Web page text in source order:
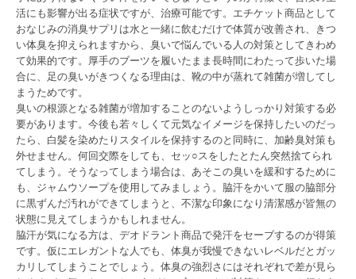
活にも影響が出る症状ですが、治療可能です。エチケット商品として
おなじみの消臭サプリは水と一緒に飲むだけで体質が改善され、きつ
い体臭を抑えられますから、臭いで悩んでいる人の対策としてきわめ
て効果的です。厚手のブーツを履いたまま長時間にわたって歩いた場
合に、足の臭いがきつくなる理由は、靴の中が蒸れて雑菌が増してし
まうためです。
臭いの根源となる雑菌が増加することのないようしっかり対策する必
要があります。今後も若々しくて元気なイメージを保持したいのだっ
たら、白髪を染めたりスタイルを保持するのと同時に、加齢臭対策も
外せません。何回交際をしても、セッ○スをしたとたん突然捨てられ
てしまう。そうなってしまう場合は、あそこの臭いを緩和するために
も、ジャムウソープを使用してみましょう。脇汗をかいて服の脇部分
に黒ずんだ汚れができてしまうと、不潔な印象になり清潔感が皆無の
状態に見えてしまうかもしれません。
脇汗が気になる方は、デオドラント商品で発汗をセーブするのが得策
です。仮にエレガントな人でも、体臭が我慢できないレベルだとガッ
カリしてしまうことでしょう。体臭の強烈さにはそれぞれで差が見ら